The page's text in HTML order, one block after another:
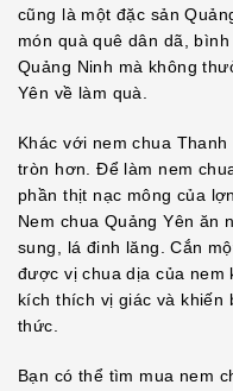
cũng là một đặc sản
món quà quê dân dã,
Quảng Ninh mà không
Yên về làm quà.
Khác với nem chua
tròn hơn. Để làm nem
phần thịt nạc mông của
Nem chua Quảng Yên ăn
sung, lá đinh lăng. Cắn
được vị chua dịa của nem
kích thích vị giác và khiến
thức.
Bạn có thể tìm mua nem